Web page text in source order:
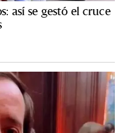
así se gestó el cruce